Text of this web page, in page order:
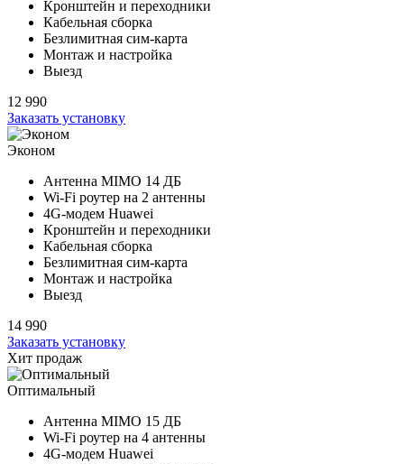
Кронштейн и переходники
Кабельная сборка
Безлимитная сим-карта
Монтаж и настройка
Выезд
12 990
Заказать установку
Эконом
Антенна MIMO 14 ДБ
Wi-Fi роутер на 2 антенны
4G-модем Huawei
Кронштейн и переходники
Кабельная сборка
Безлимитная сим-карта
Монтаж и настройка
Выезд
14 990
Заказать установку
Хит продаж
Оптимальный
Антенна MIMO 15 ДБ
Wi-Fi роутер на 4 антенны
4G-модем Huawei